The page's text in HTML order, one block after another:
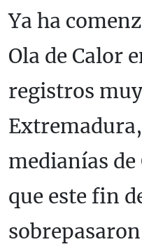
Ya ha
Ola de Calor
registros
medianías
que este fin